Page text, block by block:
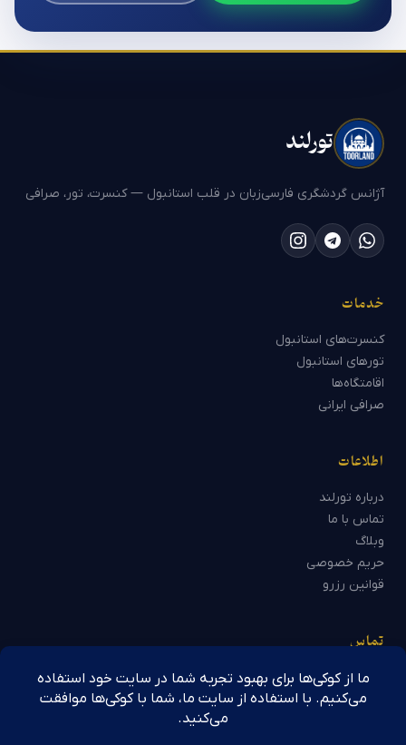
تورلند
آژانس گردشگری فارسی‌زبان در قلب استانبول — کنسرت، تور، صرافی
خدمات
کنسرت‌های استانبول
تورهای استانبول
اقامتگاه‌ها
صرافی ایرانی
اطلاعات
درباره تورلند
تماس با ما
وبلاگ
حریم خصوصی
قوانین رزرو
تماس
استانبول، ترکیه
واتساپ: +90 541 899 88 96